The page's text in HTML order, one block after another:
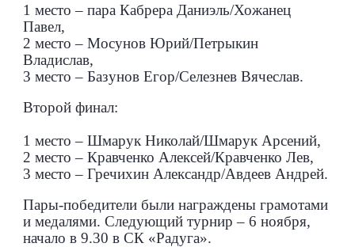
1 место – пара Кабрера Даниэль/Хожанец
Павел,
2 место – Мосунов Юрий/Петрыкин
Владислав,
3 место – Базунов Егор/Селезнев Вячеслав.
Второй финал:
1 место – Шмарук Николай/Шмарук Арсений,
2 место – Кравченко Алексей/Кравченко Лев,
3 место – Гречихин Александр/Авдеев Андрей.
Пары-победители были награждены грамотами
и медалями. Следующий турнир – 6 ноября,
начало в 9.30 в СК «Радуга».